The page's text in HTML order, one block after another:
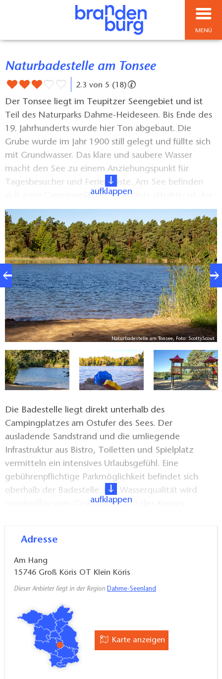
MENÜ
Naturbadestelle am Tonsee
2.3 von 5 (18)
Der Tonsee liegt im Teupitzer Seengebiet und ist
Teil des Naturparks Dahme-Heideseen. Bis Ende des
19. Jahrhunderts wurde hier Ton abgebaut. Die
Grube wurde im Jahr 1900 still gelegt und füllte sich
mit Grundwasser. Das klare und saubere Wasser
macht den See zu einem Anziehungspunkt für
Tagesbesucher und Feriengäste. Am See befinden
sich zwei Campingplätze. Besonders attraktiv ist der
See auch für Taucher, die neben den großen
Sichtweiten die Fundstücke aus dem ehemaligen
Tonabbau schätzen: Teile von Loren, Gleise und
sonstige Reste. Einige der Relikte sind zusammen mit
einer Schautafel am Parkplatz oberhalb der
Badestelle ausgestellt.
aufklappen
Naturbadestelle am Tonsee, Foto: ScottyScout
Die Badestelle liegt direkt unterhalb des
Campingplatzes am Ostufer des Sees. Der
ausladende Sandstrand und die umliegende
Infrastruktur aus Bistro, Toiletten und Spielplatz
vermitteln ein intensives Urlaubsgefühl. Eine
gebührenpflichtige Parkmöglichkeit befindet sich
oberhalb der Badestelle. Die Wasserqualität wird
regelmäßig vom Gesundheitsamt des Kreises
über eine ausgezeichnete Wasserqualität.
aufklappen
Adresse
Am Hang
15746 Groß Köris OT Klein Köris
Dieser Anbieter liegt in der Region Dahme-Seenland
Karte anzeigen